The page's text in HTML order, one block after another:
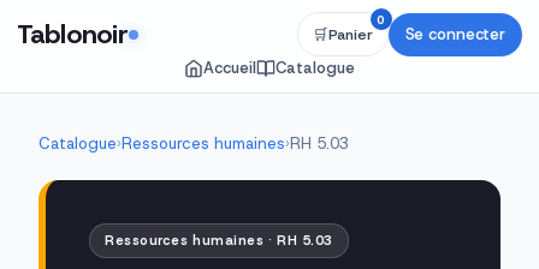
Tablonoir
Accueil Catalogue
🛒Panier
0
Se connecter
Catalogue›Ressources humaines›RH 5.03
Ressources humaines · RH 5.03